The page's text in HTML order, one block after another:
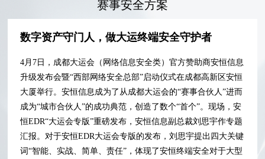
赛事安全方案
数字资产守门人，做大运终端安全守护者
4月7日，成都大运会（网络信息安全类）官方赞助商安恒信息
升级发布会暨“西部网络安全总部”启动仪式在成都高新区安恒
大厦举行。安恒信息成为了从成都大运会的“赛事合伙人”进而
成为“城市合伙人”的成功典范，创造了数个“首个”。现场，安
恒EDR“大运会专版”重磅发布，安恒信息副总裁刘思宇作专题
汇报。对于安恒EDR大运会专版的发布，刘思宇提出四大关键
词“智能、实战、简单、责任”，体现了安恒终端安全对于大型